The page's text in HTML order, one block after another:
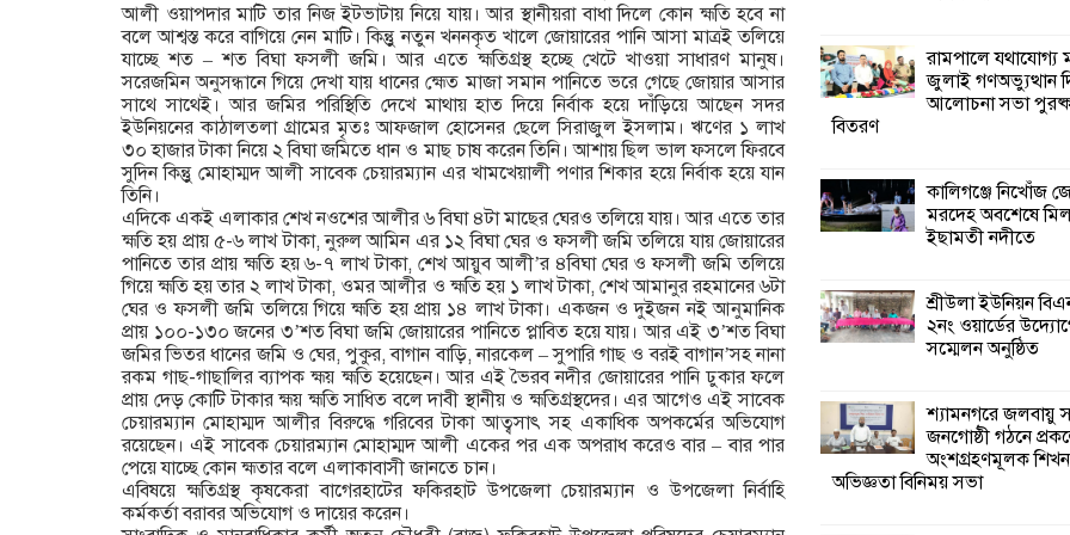
আলী ওয়াপদার মাটি তার নিজ ইটভাটায় নিয়ে যায়। আর স্থানীয়রা বাধা দিলে কোন হ্মতি হবে না
বলে আশ্বস্ত করে বাগিয়ে নেন মাটি। কিন্তুু নতুন খননকৃত খালে জোয়ারের পানি আসা মাত্রই তলিয়ে
যাচ্ছে শত – শত বিঘা ফসলী জমি। আর এতে হ্মতিগ্রস্থ হচ্ছে খেটে খাওয়া সাধারণ মানুষ।
সরেজমিন অনুসন্ধানে গিয়ে দেখা যায় ধানের হ্মেত মাজা সমান পানিতে ভরে গেছে জোয়ার আসার
সাথে সাথেই। আর জমির পরিস্থিতি দেখে মাথায় হাত দিয়ে নির্বাক হয়ে দাঁড়িয়ে আছেন সদর
ইউনিয়নের কাঠালতলা গ্রামের মৃতঃ আফজাল হোসেনর ছেলে সিরাজুল ইসলাম। ঋণের ১ লাখ
৩০ হাজার টাকা নিয়ে ২ বিঘা জমিতে ধান ও মাছ চাষ করেন তিনি। আশায় ছিল ভাল ফসলে ফিরবে
সুদিন কিন্তুু মোহাম্মদ আলী সাবেক চেয়ারম্যান এর খামখেয়ালী পণার শিকার হয়ে নির্বাক হয়ে যান
তিনি।
এদিকে একই এলাকার শেখ নওশের আলীর ৬ বিঘা ৪টা মাছের ঘেরও তলিয়ে যায়। আর এতে তার
হ্মতি হয় প্রায় ৫-৬ লাখ টাকা, নুরুল আমিন এর ১২ বিঘা ঘের ও ফসলী জমি তলিয়ে যায় জোয়ারের
পানিতে তার প্রায় হ্মতি হয় ৬-৭ লাখ টাকা, শেখ আয়ুব আলী’র ৪বিঘা ঘের ও ফসলী জমি তলিয়ে
গিয়ে হ্মতি হয় তার ২ লাখ টাকা, ওমর আলীর ও হ্মতি হয় ১ লাখ টাকা, শেখ আমানুর রহমানের ৬টা
ঘের ও ফসলী জমি তলিয়ে গিয়ে হ্মতি হয় প্রায় ১৪ লাখ টাকা। একজন ও দুইজন নই আনুমানিক
প্রায় ১০০-১৩০ জনের ৩’শত বিঘা জমি জোয়ারের পানিতে প্লাবিত হয়ে যায়। আর এই ৩’শত বিঘা
জমির ভিতর ধানের জমি ও ঘের, পুকুর, বাগান বাড়ি, নারকেল – সুপারি গাছ ও বরই বাগান’সহ নানা
রকম গাছ-গাছালির ব্যাপক হ্ময় হ্মতি হয়েছেন। আর এই ভৈরব নদীর জোয়ারের পানি ঢুকার ফলে
প্রায় দেড় কোটি টাকার হ্ময় হ্মতি সাধিত বলে দাবী স্থানীয় ও হ্মতিগ্রস্থদের। এর আগেও এই সাবেক
চেয়ারম্যান মোহাম্মদ আলীর বিরুদ্ধে গরিবের টাকা আত্বসাৎ সহ একাধিক অপকর্মের অভিযোগ
রয়েছেন। এই সাবেক চেয়ারম্যান মোহাম্মদ আলী একের পর এক অপরাধ করেও বার – বার পার
পেয়ে যাচ্ছে কোন হ্মতার বলে এলাকাবাসী জানতে চান।
এবিষয়ে হ্মতিগ্রস্থ কৃষকেরা বাগেরহাটের ফকিরহাট উপজেলা চেয়ারম্যান ও উপজেলা নির্বাহি
কর্মকর্তা বরাবর অভিযোগ ও দায়ের করেন।
কালিগঞ্জে নিখোঁজ
মরদেহ অবশেষে
ইছামতী নদীতে
২নং ওয়ার্ডের
কর্মী সম্মেলন
সহনশীল জনগোষ্ঠী
প্রকল্পের
শিখন ও অভিজ্ঞতা বিনিময় সভা
শ্যামনগরে
সিএমসির সাথে
মতবিনিময় সভা
রামপালে যথাযোগ্য
জুলাই গণঅভ্যুত্থান
আলোচনা সভা
বিতরণ
কালিগঞ্জে নিখোঁজ
মরদেহ অবশেষে
ইছামতী নদীতে
শ্রীউলা ইউনিয়ন
২নং ওয়ার্ডের
সম্মেলন অনুষ্ঠিত
শ্যামনগরে জলবায়ু
জনগোষ্ঠী গঠনে
অংশগ্রহণমূলক
অভিজ্ঞতা বিনিময় সভা